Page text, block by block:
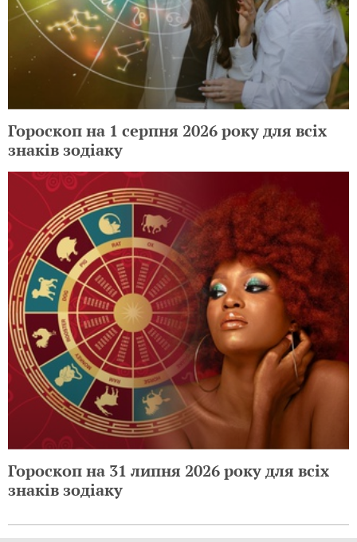
Гороскоп на 1 серпня 2026 року для всіх
знаків зодіаку
Гороскоп на 31 липня 2026 року для всіх
знаків зодіаку